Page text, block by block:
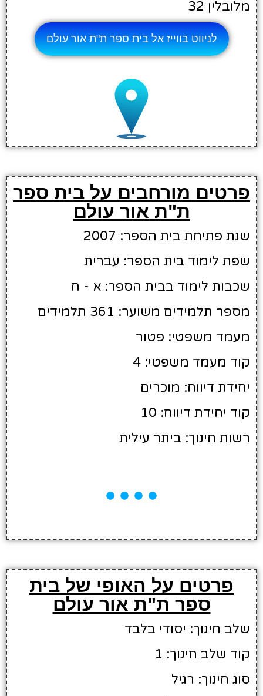
מלובלין 32
לניווט בווייז אל בית ספר ת"ת אור עולם
פרטים מורחבים על בית ספר
ת"ת אור עולם
שנת פתיחת בית הספר: 2007
שפת לימוד בית הספר: עברית
שכבות לימוד בבית הספר: א - ח
מספר תלמידים משוער: 361 תלמידים
מעמד משפטי: פטור
קוד מעמד משפטי: 4
יחידת דיווח: מוכרים
קוד יחידת דיווח: 10
רשות חינוך: ביתר עילית
פרטים על האופי של בית
ספר ת"ת אור עולם
שלב חינוך: יסודי בלבד
קוד שלב חינוך: 1
סוג חינוך: רגיל